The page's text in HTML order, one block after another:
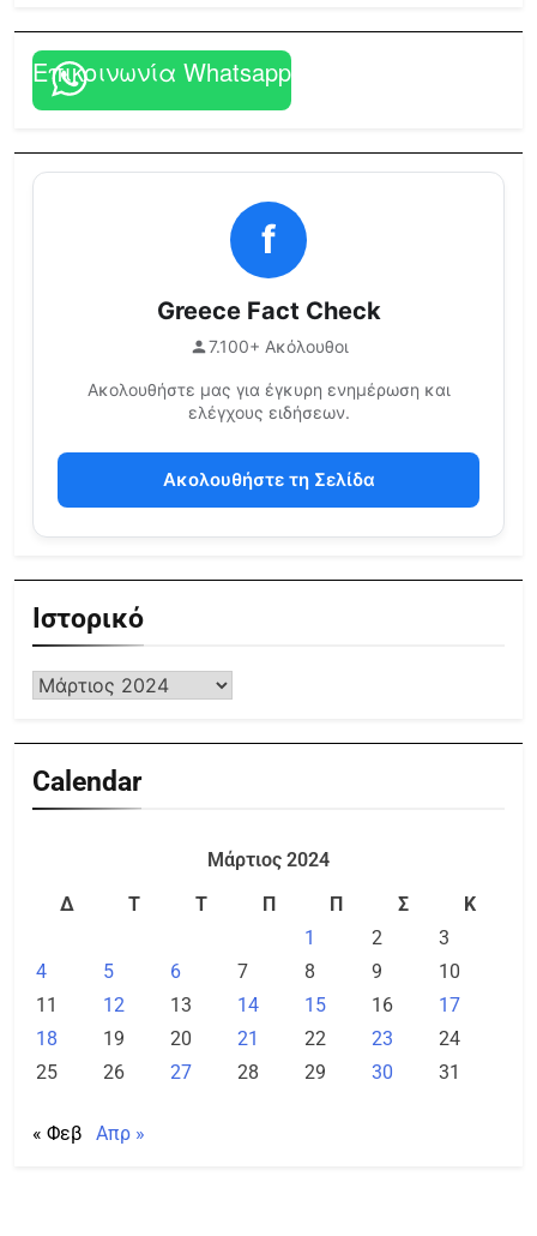
Επικοινωνία Whatsapp
f
Greece Fact Check
7.100+ Ακόλουθοι
Ακολουθήστε μας για έγκυρη ενημέρωση και
ελέγχους ειδήσεων.
Ακολουθήστε τη Σελίδα
Ιστορικό
Calendar
Μάρτιος 2024
Δ
Τ Τ Π Π Σ
Κ
1
2
3
4
5 6 7 8 9
10
11
12 13 14 15 16
17
18
19 20 21 22 23
24
25
26 27 28 29 30 31
« Φεβ Απρ »